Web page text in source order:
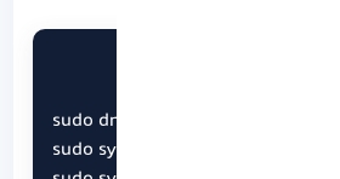
sudo dnf install -y mariadb-server
sudo systemctl start mariadb